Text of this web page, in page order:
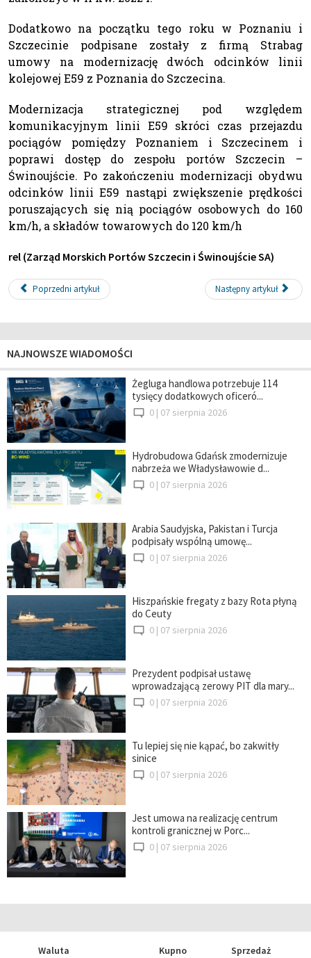
Dodatkowo na początku tego roku w Poznaniu i
Szczecinie podpisane zostały z firmą Strabag
umowy na modernizację dwóch odcinków linii
kolejowej E59 z Poznania do Szczecina.
Modernizacja strategicznej pod względem
komunikacyjnym linii E59 skróci czas przejazdu
pociągów pomiędzy Poznaniem i Szczecinem i
poprawi dostęp do zespołu portów Szczecin –
Świnoujście. Po zakończeniu modernizacji obydwu
odcinków linii E59 nastąpi zwiększenie prędkości
poruszających się nią pociągów osobowych do 160
km/h, a składów towarowych do 120 km/h
rel (Zarząd Morskich Portów Szczecin i Świnoujście SA)
Poprzedni artykuł Następny artykuł
NAJNOWSZE WIADOMOŚCI
Żegluga handlowa potrzebuje 114
tysięcy dodatkowych oficeró...
0 | 07 sierpnia 2026
Hydrobudowa Gdańsk zmodernizuje
nabrzeża we Władysławowie d...
0 | 07 sierpnia 2026
Arabia Saudyjska, Pakistan i Turcja
podpisały wspólną umowę...
0 | 07 sierpnia 2026
Hiszpańskie fregaty z bazy Rota płyną
do Ceuty
0 | 07 sierpnia 2026
Prezydent podpisał ustawę
wprowadzającą zerowy PIT dla mary...
0 | 07 sierpnia 2026
Tu lepiej się nie kąpać, bo zakwitły
sinice
0 | 07 sierpnia 2026
Jest umowa na realizację centrum
kontroli granicznej w Porc...
0 | 07 sierpnia 2026
Waluta Kupno
Sprzedaż